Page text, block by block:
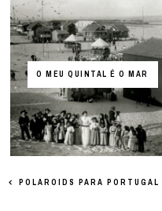
O MEU QUINTAL É O MAR
POLAROIDS PARA PORTUGAL